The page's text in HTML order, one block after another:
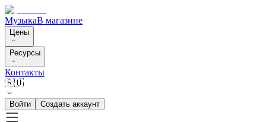
МузыкаВ магазине
Цены
Ресурсы
Контакты
🇷🇺
Войти Создать аккаунт